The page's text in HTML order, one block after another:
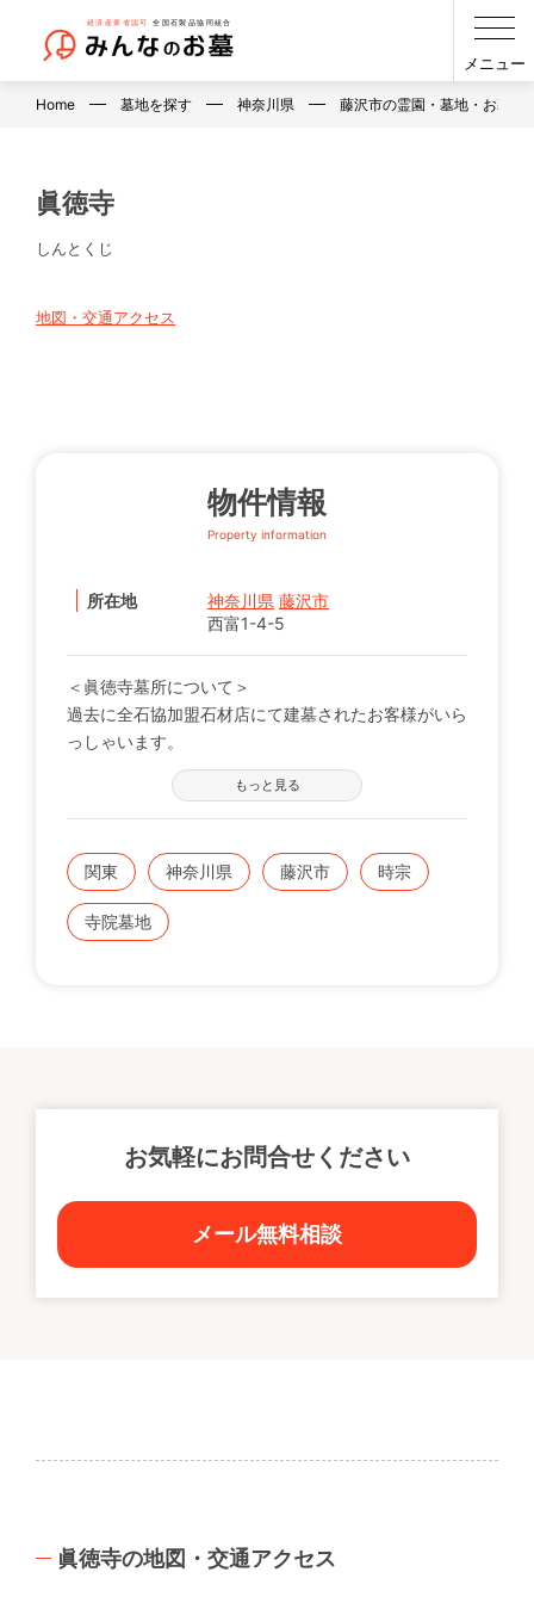
メニュー
Home 墓地を探す 神奈川県 藤沢市の霊園・墓地・お墓
眞徳寺
しんとくじ
地図・交通アクセス
物件情報
Property information
所在地 神奈川県 藤沢市
西富1-4-5
＜眞徳寺墓所について＞
過去に全石協加盟石材店にて建墓されたお客様がいら
っしゃいます。
※現在の区画状況につきましては、電話番号【0120-
12-1440】までお問い合わせください。
もっと見る
関東 神奈川県 藤沢市 時宗
寺院墓地
お気軽にお問合せください
メール無料相談
眞徳寺の地図・交通アクセス